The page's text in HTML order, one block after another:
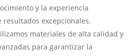
y la experiencia
excepcionales.
materiales de alta calidad y
para garantizar la